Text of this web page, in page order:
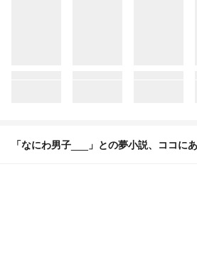
「なにわ男子___」との夢小説、ココに